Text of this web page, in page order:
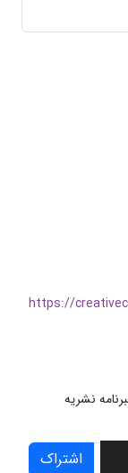
https://
نشریه
اشتراک